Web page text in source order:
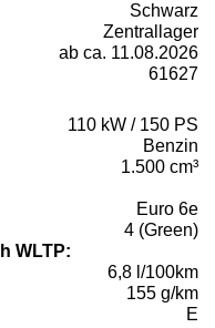
Schwarz
Zentrallager
ab ca. 11.08.2026
61627
110 kW / 150 PS
Benzin
1.500 cm³
Euro 6e
4 (Green)
WLTP:
6,8 l/100km
155 g/km
E